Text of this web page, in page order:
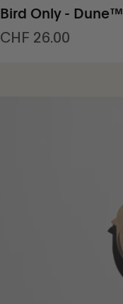
Bird Only - Dune™
Prix de vente
CHF 26.00